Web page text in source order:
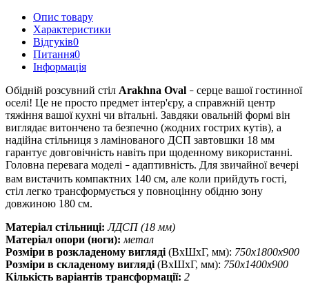
Опис товару
Характеристики
Відгуків0
Питання0
Iнформація
Обідній розсувний стіл Arakhna Oval – серце вашої гостинної
оселі! Це не просто предмет інтер'єру, а справжній центр
тяжіння вашої кухні чи вітальні. Завдяки овальній формі він
виглядає витончено та безпечно (жодних гострих кутів), а
надійна стільниця з ламінованого ДСП завтовшки 18 мм
гарантує довговічність навіть при щоденному використанні.
Головна перевага моделі – адаптивність. Для звичайної вечері
вам вистачить компактних 140 см, але коли прийдуть гості,
стіл легко трансформується у повноцінну обідню зону
довжиною 180 см.
Матеріал стільниці: ЛДСП (18 мм)
Матеріал опори (ноги): метал
Розміри в розкладеному вигляді (ВхШхГ, мм): 750х1800х900
Розміри в складеному вигляді (ВхШхГ, мм): 750х1400х900
Кількість варіантів трансформації: 2